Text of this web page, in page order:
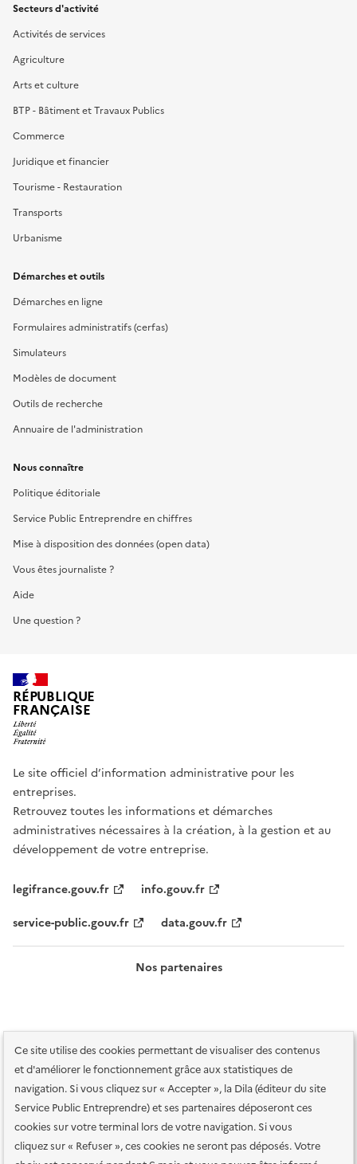
Ce site utilise des cookies permettant de visualiser des contenus
et d'améliorer le fonctionnement grâce aux statistiques de
navigation. Si vous cliquez sur « Accepter », la Dila (éditeur du site
Service Public Entreprendre) et ses partenaires déposeront ces
cookies sur votre terminal lors de votre navigation. Si vous
cliquez sur « Refuser », ces cookies ne seront pas déposés. Votre
Secteurs d'activité
Activités de services
Agriculture
Arts et culture
BTP - Bâtiment et Travaux Publics
Commerce
Juridique et financier
Tourisme - Restauration
Transports
Urbanisme
Démarches et outils
Démarches en ligne
Formulaires administratifs (cerfas)
Simulateurs
Modèles de document
Outils de recherche
Annuaire de l'administration
Nous connaître
Politique éditoriale
Service Public Entreprendre en chiffres
Mise à disposition des données (open data)
Vous êtes journaliste ?
Aide
Une question ?
RÉPUBLIQUE
FRANÇAISE
Le site officiel d’information administrative pour les
entreprises.
Retrouvez toutes les informations et démarches
administratives nécessaires à la création, à la gestion et au
développement de votre entreprise.
legifrance.gouv.fr
info.gouv.fr
service-public.gouv.fr
data.gouv.fr
Nos partenaires
Plan du site Accessibilité : totalement conforme
Accessibilité des
services en ligne
Mentions légales Données personnelles et sécurité